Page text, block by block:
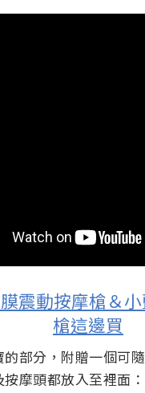
震動按摩槍＆
槍這邊買
部分，附贈一個可
摩頭都放入至裡面：